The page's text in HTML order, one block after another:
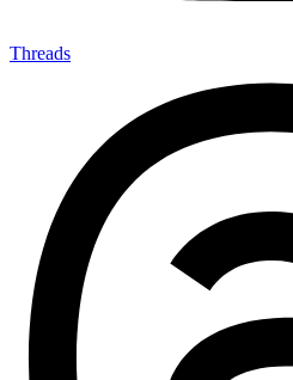
Threads